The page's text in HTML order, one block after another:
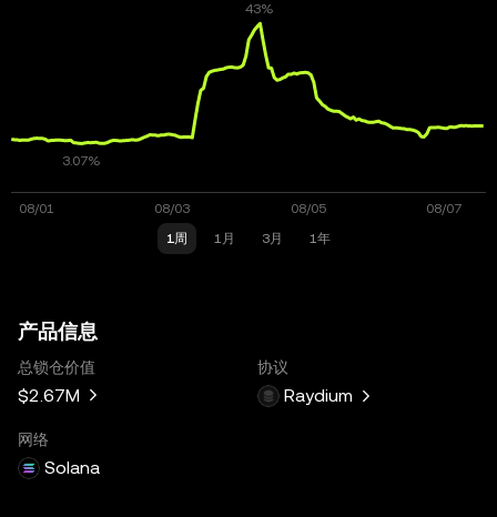
1周 1月 3月 1年
产品信息
总锁仓价值
$2.67M
协议
Raydium
网络
Solana